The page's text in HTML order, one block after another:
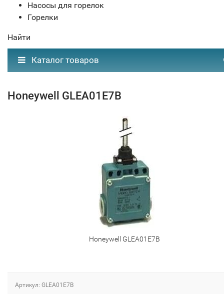
Насосы для горелок
Горелки
Найти
Каталог товаров
Honeywell GLEA01E7B
Honeywell GLEA01E7B
Артикул: GLEA01E7B